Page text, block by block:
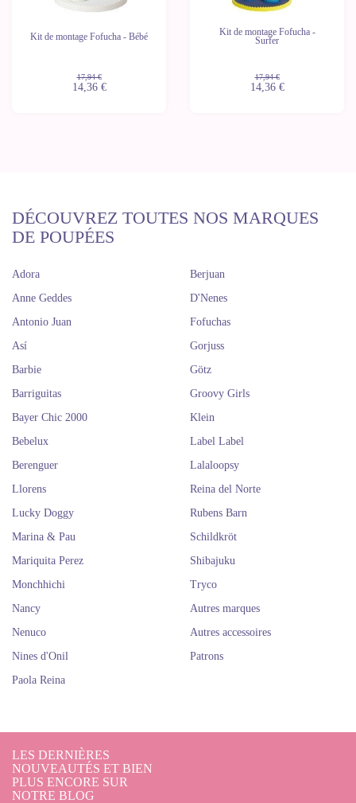
Kit de montage Fofucha - Bébé
17,94 €
14,36 €
Kit de montage Fofucha -
Surfer
17,94 €
14,36 €
DÉCOUVREZ TOUTES NOS MARQUES
DE POUPÉES
Adora
Anne Geddes
Antonio Juan
Así
Barbie
Barriguitas
Bayer Chic 2000
Bebelux
Berenguer
Berjuan
D'Nenes
Fofuchas
Gorjuss
Götz
Groovy Girls
Klein
Label Label
Lalaloopsy
Llorens
Lucky Doggy
Marina & Pau
Mariquita Perez
Monchhichi
Nancy
Nenuco
Nines d'Onil
Paola Reina
Reina del Norte
Rubens Barn
Schildkröt
Shibajuku
Tryco
Autres marques
Autres accessoires
Patrons
LES DERNIÈRES
NOUVEAUTÉS ET BIEN
PLUS ENCORE SUR
NOTRE BLOG